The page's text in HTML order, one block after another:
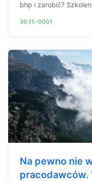
bhp i zarobić?
30.11.-0001
Na pewno nie
pracodawców.